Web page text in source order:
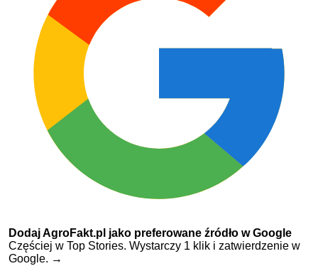
Dodaj AgroFakt.pl jako preferowane źródło w Google
Częściej w Top Stories. Wystarczy 1 klik i zatwierdzenie w
Google. →